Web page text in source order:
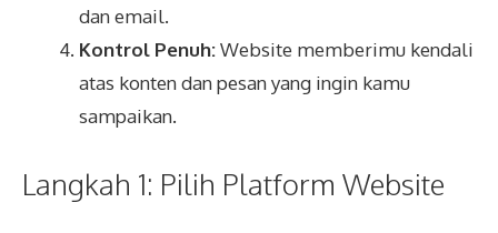
dan email.
Kontrol Penuh:Website memberimu kendali
atas konten dan pesan yang ingin kamu
sampaikan.
Langkah 1: Pilih Platform Website